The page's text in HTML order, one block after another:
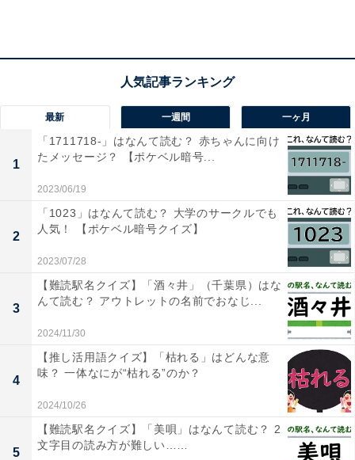
漢字「驟雨」はなんて読む？ 【難読漢字クイズ】
最新 一週間 一ヶ月
1
「1711718-」はなんて読む？ 赤ちゃんに向け
たメッセージ？ 【ポケベル暗号...
2023/06/19
2
「1023」はなんて読む？ 大学のサークルでも
人気！ 【ポケベル暗号クイズ】
2023/07/28
3
【難読駅名クイズ】「酒々井」（千葉県）はな
んて読む？ アウトレットの名前でおなじ...
2024/11/30
4
【推し活用語クイズ】「枯れる」はどんな意
味？ 一体なにが“枯れる”のか？
2024/10/26
5
【難読駅名クイズ】「美唄」はなんて読む？ 2
文字目の読み方が難しい……